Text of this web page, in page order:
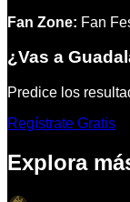
Fan Zone: Fan
¿Vas a
Predice los
Regístrate Gratis
Explora